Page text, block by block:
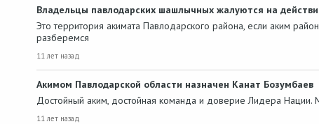
Владельцы павлодарских шашлычных жалуются на
Это территория акимата Павлодарского района, если аким
разберемся
11 лет назад
Акимом Павлодарской области назначен Канат Бозумбаев
Достойный аким, достойная команда и доверие Лидера
11 лет назад